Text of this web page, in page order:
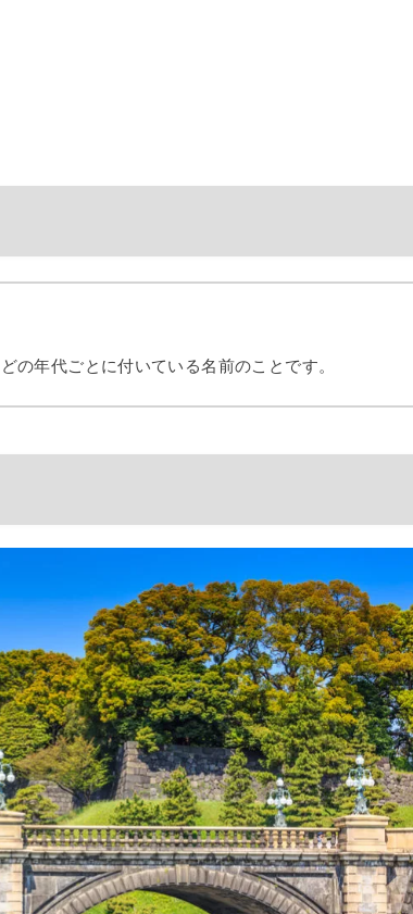
の年代ごとに付いている名前のことです。